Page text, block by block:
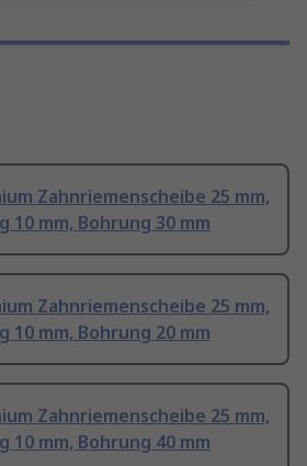
Zahnriemenscheibe 25 mm,
10 mm, Bohrung 30 mm
Zahnriemenscheibe 25 mm,
10 mm, Bohrung 20 mm
Zahnriemenscheibe 25 mm,
10 mm, Bohrung 40 mm